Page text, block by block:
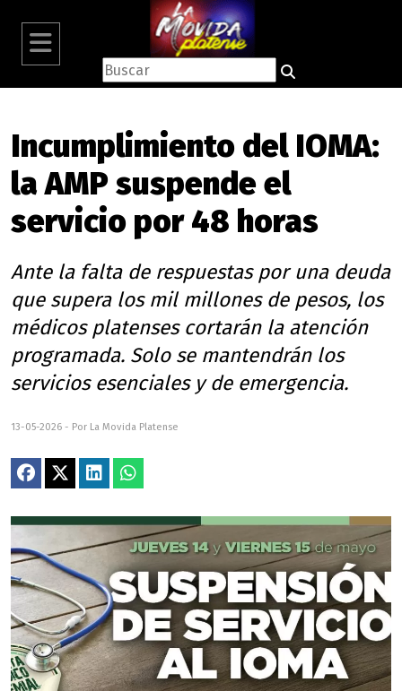
Incumplimiento del IOMA:
la AMP suspende el
servicio por 48 horas
Ante la falta de respuestas por una deuda
que supera los mil millones de pesos, los
médicos platenses cortarán la atención
programada. Solo se mantendrán los
servicios esenciales y de emergencia.
13-05-2026 - Por La Movida Platense